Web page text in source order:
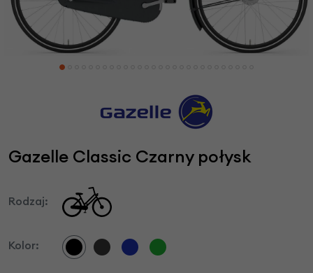
Gazelle Classic Czarny połysk
Rodzaj:
Kolor: